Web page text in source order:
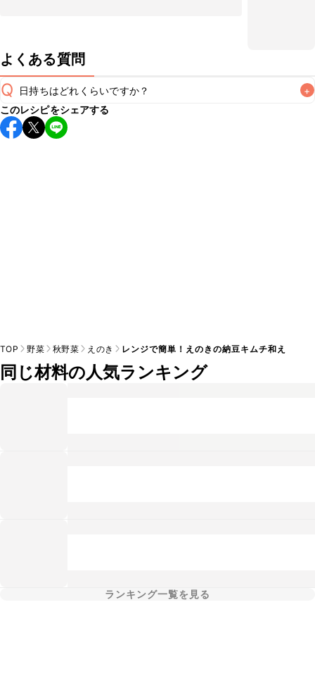
よくある質問
Q 日持ちはどれくらいですか？ +
保存期間は冷蔵で当日中が目安です。なるべくお早めにお召
し上がりください。
このレシピをシェアする
TOP 野菜 秋野菜 えのき レンジで簡単！えのきの納豆キムチ和え
同じ材料の人気ランキング
ランキング一覧を見る